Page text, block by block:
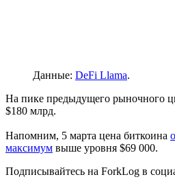
Данные: DeFi Llama.
На пике предыдущего рыночного
$180 млрд.
Напомним, 5 марта цена биткоина
максимум выше уровня $69 000.
Подписывайтесь на ForkLog в